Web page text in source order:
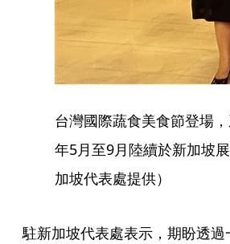
台灣國際蔬食美食節登場
年5月至9月陸續於新加坡
加坡代表處提供）
駐新加坡代表處表示，期盼透